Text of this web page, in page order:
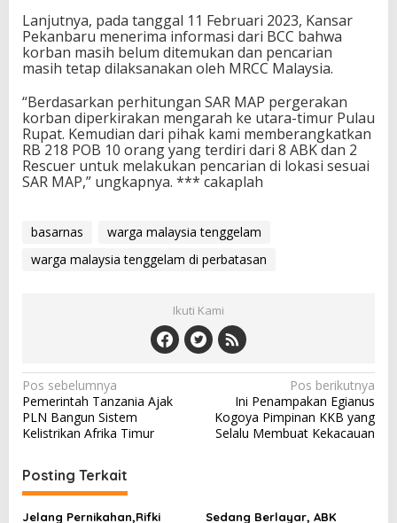
u
s
k
e
u
p
a
t
Lanjutnya, pada tanggal 11 Februari 2023, Kansar
Pekanbaru menerima informasi dari BCC bahwa
korban masih belum ditemukan dan pencarian
masih tetap dilaksanakan oleh MRCC Malaysia.
“Berdasarkan perhitungan SAR MAP pergerakan
korban diperkirakan mengarah ke utara-timur Pulau
Rupat. Kemudian dari pihak kami memberangkatkan
RB 218 POB 10 orang yang terdiri dari 8 ABK dan 2
Rescuer untuk melakukan pencarian di lokasi sesuai
SAR MAP,” ungkapnya. *** cakaplah
basarnas
warga malaysia tenggelam
warga malaysia tenggelam di perbatasan
Ikuti Kami
N
a
v
i
g
a
Pos sebelumnya
Pemerintah Tanzania Ajak
PLN Bangun Sistem
Kelistrikan Afrika Timur
Pos berikutnya
Ini Penampakan Egianus
Kogoya Pimpinan KKB yang
Selalu Membuat Kekacauan
Posting Terkait
Jelang Pernikahan,Rifki
Sedang Berlayar, ABK